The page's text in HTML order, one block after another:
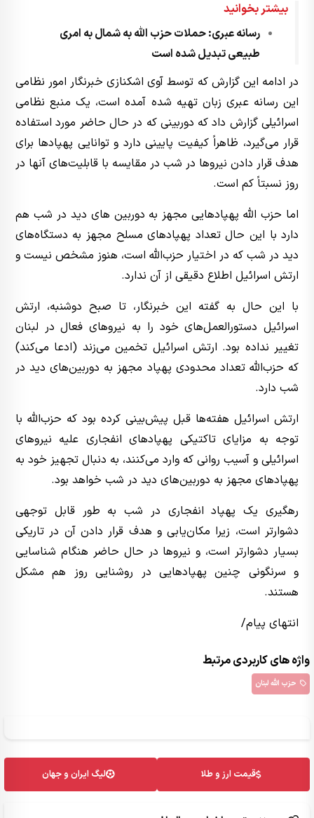
بیشتر بخوانید
رسانه عبری: حملات حزب الله به شمال به امری
طبیعی تبدیل شده است
در ادامه این گزارش که توسط آوی اشکنازی خبرنگار امور نظامی
این رسانه عبری زبان تهیه شده آمده است، یک منبع نظامی
اسرائیلی گزارش داد که دوربینی که در حال حاضر مورد استفاده
قرار می‌گیرد، ظاهراً کیفیت پایینی دارد و توانایی پهپادها برای
هدف قرار دادن نیروها در شب در مقایسه با قابلیت‌های آنها در
روز نسبتاً کم است.
اما حزب الله پهپادهایی مجهز به دوربین های دید در شب هم
دارد با این حال تعداد پهپادهای مسلح مجهز به دستگاه‌های
دید در شب که در اختیار حزب‌الله است، هنوز مشخص نیست و
ارتش اسرائیل اطلاع دقیقی از آن ندارد.
با این حال به گفته این خبرنگار، تا صبح دوشنبه، ارتش
اسرائیل دستورالعمل‌های خود را به نیروهای فعال در لبنان
تغییر نداده بود. ارتش اسرائیل تخمین می‌زند (ادعا می‌کند)
که حزب‌الله تعداد محدودی پهپاد مجهز به دوربین‌های دید در
شب دارد.
ارتش اسرائیل هفته‌ها قبل پیش‌بینی کرده بود که حزب‌الله با
توجه به مزایای تاکتیکی پهپادهای انفجاری علیه نیروهای
اسرائیلی و آسیب روانی که وارد می‌کنند، به دنبال تجهیز خود به
پهپادهای مجهز به دوربین‌های دید در شب خواهد بود.
رهگیری یک پهپاد انفجاری در شب به طور قابل توجهی
دشوارتر است، زیرا مکان‌یابی و هدف قرار دادن آن در تاریکی
بسیار دشوارتر است، و نیروها در حال حاضر هنگام شناسایی
و سرنگونی چنین پهپادهایی در روشنایی روز هم مشکل
هستند.
انتهای پیام/
واژه های کاربردی مرتبط
حزب الله لبنان
قیمت ارز و طلا لیگ ایران و جهان